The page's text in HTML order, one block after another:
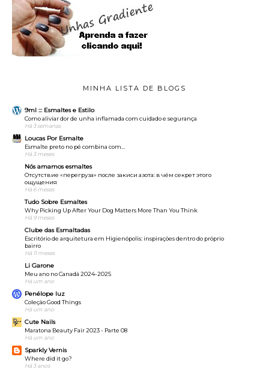
MINHA LISTA DE BLOGS
9ml ::: Esmaltes e Estilo
Como aliviar dor de unha inflamada com cuidado e segurança
Há 3 semanas
Loucas Por Esmalte
Esmalte preto no pé combina com…
Há 3 meses
Nós amamos esmaltes
Отсутствие «перегруза» после закиси азота: в чём секрет этого
ощущения
Há 6 meses
Tudo Sobre Esmaltes
Why Picking Up After Your Dog Matters More Than You Think
Há 9 meses
Clube das Esmaltadas
Escritório de arquitetura em Higienópolis: inspirações dentro do próprio
bairro
Há 11 meses
Li Garone
Meu ano no Canadá 2024-2025
Há um ano
Penélope luz
Coleção Good Things
Há um ano
Cute Nails
Maratona Beauty Fair 2023 - Parte 08
Há um ano
Sparkly Vernis
Where did it go?
Há 3 anos